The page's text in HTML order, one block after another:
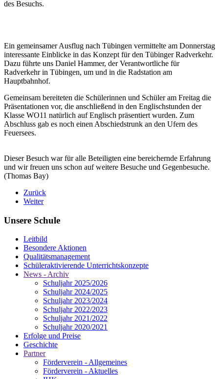
des Besuchs.
Ein gemeinsamer Ausflug nach Tübingen vermittelte am Donnerstag
interessante Einblicke in das Konzept für den Tübinger Radverkehr.
Dazu führte uns Daniel Hammer, der Verantwortliche für
Radverkehr in Tübingen, um und in die Radstation am
Hauptbahnhof.
Gemeinsam bereiteten die Schülerinnen und Schüler am Freitag die
Präsentationen vor, die anschließend in den Englischstunden der
Klasse WO11 natürlich auf Englisch präsentiert wurden. Zum
Abschluss gab es noch einen Abschiedstrunk an den Ufern des
Feuersees.
Dieser Besuch war für alle Beteiligten eine bereichernde Erfahrung
und wir freuen uns schon auf weitere Besuche und Gegenbesuche.
(Thomas Bay)
Zurück
Weiter
Unsere Schule
Leitbild
Besondere Aktionen
Qualitätsmanagement
Schüleraktivierende Unterrichtskonzepte
News - Archiv
Schuljahr 2025/2026
Schuljahr 2024/2025
Schuljahr 2023/2024
Schuljahr 2022/2023
Schuljahr 2021/2022
Schuljahr 2020/2021
Erfolge und Preise
Geschichte
Partner
Förderverein - Allgemeines
Förderverein - Aktuelles